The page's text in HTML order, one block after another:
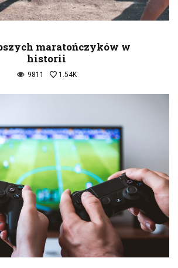
maratończyków w
historii
9811 1.54K